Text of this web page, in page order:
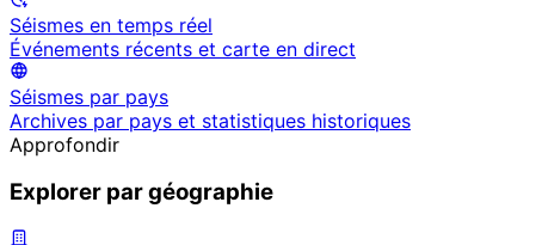
Séismes en temps réel
Événements récents et carte en direct
Séismes par pays
Archives par pays et statistiques historiques
Approfondir
Explorer par géographie